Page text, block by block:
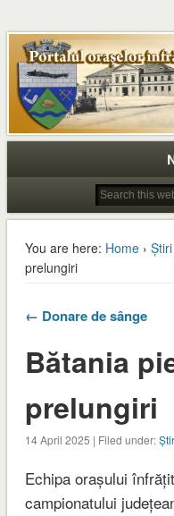
You are here: Home›
prelungiri
← Donare de sânge
Bătania
prelungiri
14 April 2025 | Filed under:
Echipa orașului
campionatului